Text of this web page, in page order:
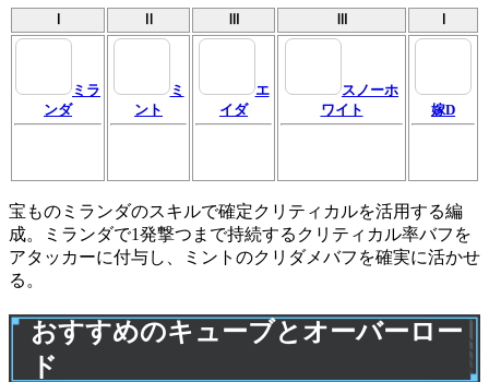
Ⅰ Ⅱ Ⅲ Ⅲ Ⅰ
ミラ
ンダ
ミ
ント
エ
イダ
スノーホ
ワイト
嫁D
宝ものミランダのスキルで確定クリティカルを活用する編
成。ミランダで1発撃つまで持続するクリティカル率バフを
アタッカーに付与し、ミントのクリダメバフを確実に活かせ
る。
おすすめのキューブとオーバーロー
ド